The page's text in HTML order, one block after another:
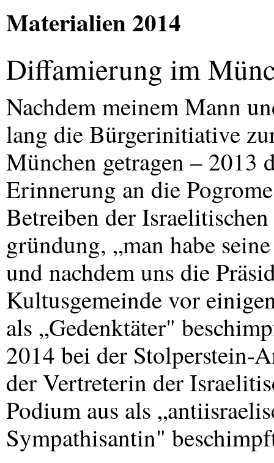
Materialien 2014
Diffamierung im
Nachdem meinem Mann
lang die Bürgerinitiative
München getragen –
Erinnerung an die
Betreiben der
gründung, „man habe
und nachdem uns die
Kultusgemeinde vor
als „Gedenktäter"
2014 bei der Stolperstein-
der Vertreterin der
Podium aus als
Sympathisantin"